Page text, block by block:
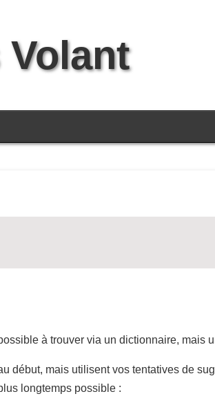
à trouver via un dictionnaire, mais
début, mais utilisent vos tentatives de
longtemps possible :